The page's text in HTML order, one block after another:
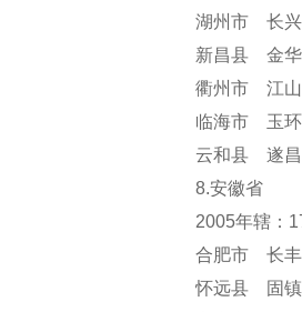
湖州市 长
新昌县 金
衢州市 江
临海市 玉
云和县 遂
8.安徽省
2005年辖：
合肥市 长
怀远县 固